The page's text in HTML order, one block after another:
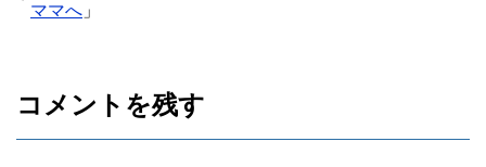
ママへ 」
コメントを残す